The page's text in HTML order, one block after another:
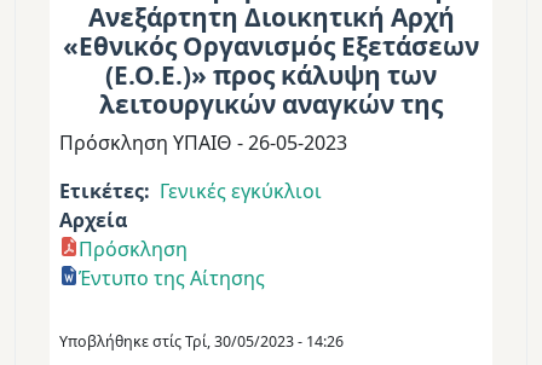
Ανεξάρτητη Διοικητική Αρχή
«Εθνικός Οργανισμός Εξετάσεων
(Ε.Ο.Ε.)» προς κάλυψη των
λειτουργικών αναγκών της
Πρόσκληση ΥΠΑΙΘ - 26-05-2023
Ετικέτες
Γενικές εγκύκλιοι
Αρχεία
Πρόσκληση
Έντυπο της Αίτησης
Υποβλήθηκε στίςΤρί, 30/05/2023 - 14:26